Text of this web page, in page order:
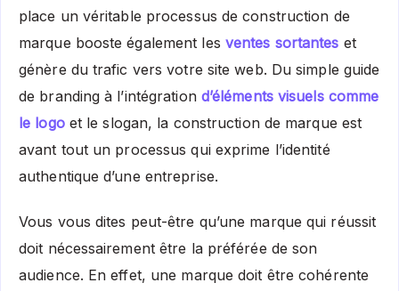
place un véritable processus de construction de
marque booste également les ventes sortantes et
génère du trafic vers votre site web. Du simple guide
de branding à l’intégration d’éléments visuels comme
le logoet le slogan, la construction de marque est
avant tout un processus qui exprime l’identité
authentique d’une entreprise.
Vous vous dites peut-être qu’une marque qui réussit
doit nécessairement être la préférée de son
audience. En effet, une marque doit être cohérente